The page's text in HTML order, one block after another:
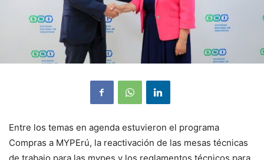
Entre los temas en agenda estuvieron el programa
Compras a MYPErú, la reactivación de las mesas técnicas
de trabajo para las mypes y los reglamentos técnicos para